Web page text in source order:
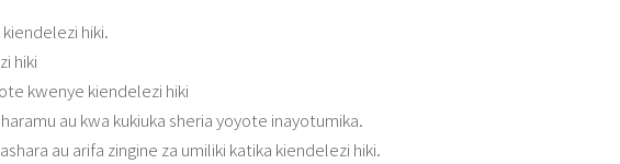
hiki.
hiki
kwenye kiendelezi hiki
au kwa kukiuka sheria yoyote inayotumika.
au arifa zingine za umiliki katika kiendelezi hiki.